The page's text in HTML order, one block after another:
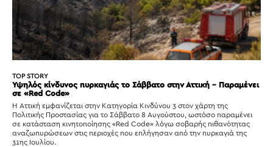
TOP STORY
Υψηλός κίνδυνος πυρκαγιάς το Σάββατο στην Αττική – Παραμένει
σε «Red Code»
Η Αττική εμφανίζεται στην Κατηγορία Κινδύνου 3 στον χάρτη της
Πολιτικής Προστασίας για το Σάββατο 8 Αυγούστου, ωστόσο παραμένει
σε κατάσταση κινητοποίησης «Red Code» λόγω σοβαρής πιθανότητας
αναζωπυρώσεων στις περιοχές που επλήγησαν από την πυρκαγιά της
31ης Ιουλίου.